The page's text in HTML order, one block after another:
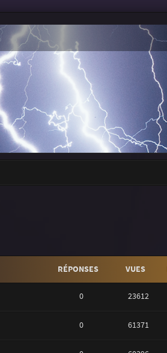
RÉPONSES VUES
0 23612
0 61371